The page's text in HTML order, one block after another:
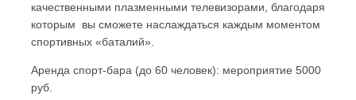
качественными плазменными телевизорами, благодаря
которым вы сможете наслаждаться каждым моментом
спортивных «баталий».
Аренда спорт-бара (до 60 человек): мероприятие 5000
руб.